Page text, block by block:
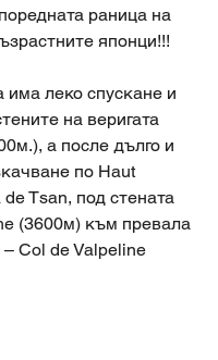
раница на
японци!!!
леко спускане и
на веригата
а после дълго и
по Haut
Tsan, под стената
(3600м) към превала
Col de Valpeline